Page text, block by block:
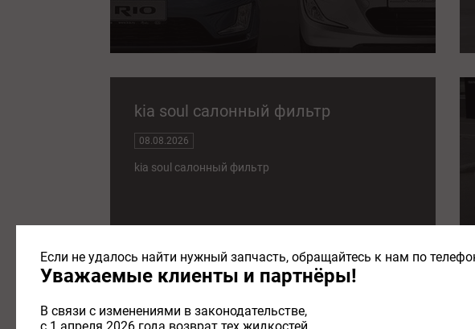
kia soul салонный фильтр
08.08.2026
kia soul салонный фильтр
салонный фильтр kia ceed
Если не удалось найти нужный запчасть, обращайтесь к нам по
Уважаемые клиенты и партнёры!
В связи с изменениями в законодательстве,